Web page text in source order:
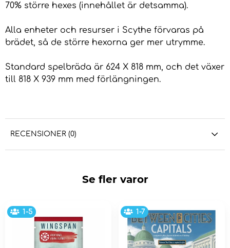
70% större hexes (innehållet är detsamma).
Alla enheter och resurser i Scythe förvaras på
brädet, så de större hexorna ger mer utrymme.
Standard spelbräda är 624 X 818 mm, och det växer
till 818 X 939 mm med förlängningen.
RECENSIONER (0)
Se fler varor
1-5 1-7